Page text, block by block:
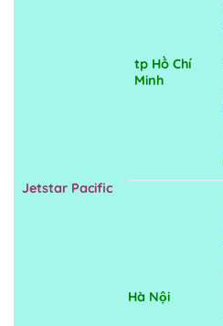
Jetstar Pacific
tp Hồ Chí
Minh
Hà Nội